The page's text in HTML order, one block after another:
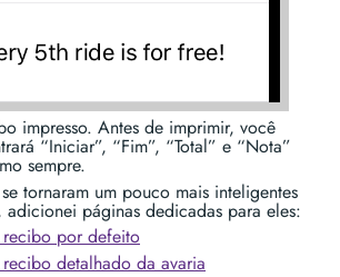
impresso. Antes de imprimir, você
“Iniciar”, “Fim”, “Total” e “Nota”
sempre.
tornaram um pouco mais inteligentes
adicionei páginas dedicadas para eles:
por defeito
detalhado da avaria